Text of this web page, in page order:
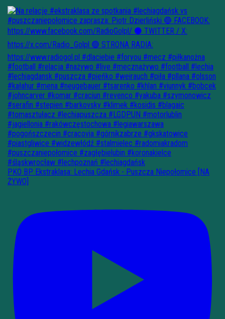
PKO BP Ekstraklasa: Lechia Gdańsk - Puszcza Niepołomice [NA
ŻYWO]